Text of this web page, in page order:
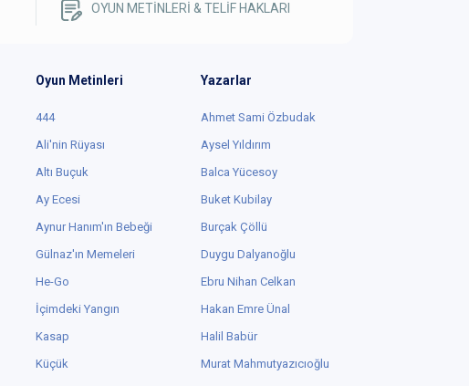
OYUN METİNLERİ & TELİF HAKLARI
Oyun Metinleri
444
Ali'nin Rüyası
Altı Buçuk
Ay Ecesi
Aynur Hanım'ın Bebeği
Gülnaz'ın Memeleri
He-Go
İçimdeki Yangın
Kasap
Küçük
Yazarlar
Ahmet Sami Özbudak
Aysel Yıldırım
Balca Yücesoy
Buket Kubilay
Burçak Çöllü
Duygu Dalyanoğlu
Ebru Nihan Celkan
Hakan Emre Ünal
Halil Babür
Murat Mahmutyazıcıoğlu